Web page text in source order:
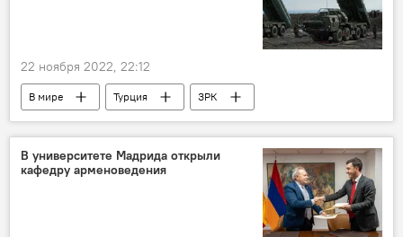
22 ноября 2022, 22:12
В мире Турция ЗРК
В университете Мадрида открыли
кафедру арменоведения